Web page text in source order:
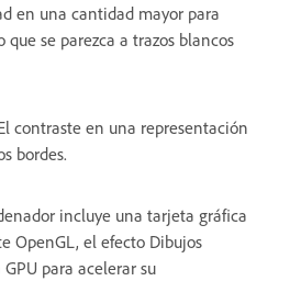
en una cantidad mayor para
que se parezca a trazos blancos
contraste en una representación
bordes.
incluye una tarjeta gráfica
OpenGL, el efecto Dibujos
para acelerar su